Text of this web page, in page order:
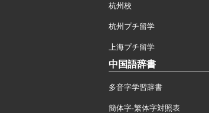
杭州校
杭州プチ留学
上海プチ留学
中国語辞書
多音字学習辞書
簡体字·繁体字対照表